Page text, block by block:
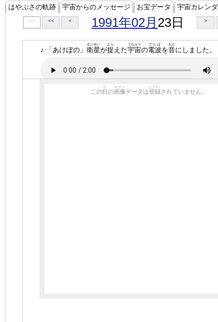
はやぶさの軌跡 宇宙からのメッセージ お宝データ 宇宙カレン
<<< << < 1991年02月 23日 >
♪ 「あけぼの」 衛星
えいせい
が捉
とら
えた宇宙
うちゅう
の電波
でんぱ
を音
おと
にしました。
この 日
ひ
の画像
がぞう
データは登録
とうろく
されていません。